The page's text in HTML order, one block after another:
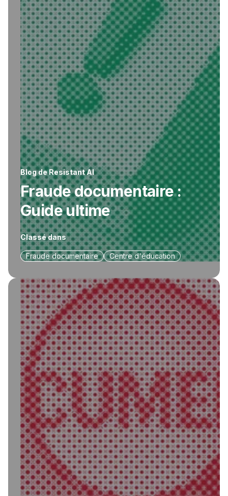
Blog de Resistant AI
Fraude documentaire :
Guide ultime
Classé dans
Fraude documentaire Centre d'éducation